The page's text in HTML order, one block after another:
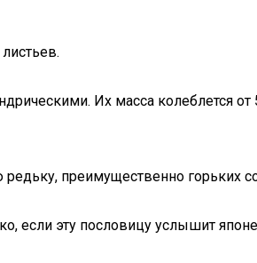
Их масса колеблется
преимущественно горьких
если эту пословицу услышит